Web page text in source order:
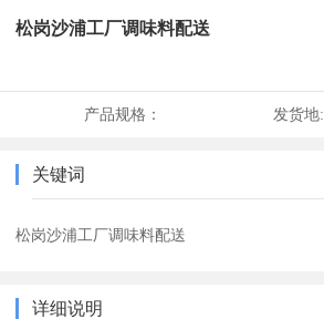
松岗沙浦工厂调味料配送
产品规格： 发货地:
关键词
松岗沙浦工厂调味料配送
详细说明